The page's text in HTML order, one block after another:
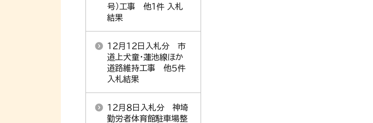
号）工事 他１件 入札
結果
１２月１２日入札分 市
道上犬童・蓮池線ほか
道路維持工事 他５件
入札結果
１２月８日入札分 神埼
勤労者体育館駐車場整